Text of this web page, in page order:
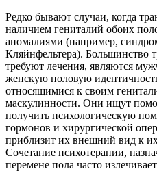
Редко бывают случаи, когда
наличием гениталий обоих
аномалиями (например,
Кляйнфельтера). Большинство
требуют лечения, являются
женскую половую
относящимися к своим
маскулинности. Они ищут
получить психологическую
гормонов и хирургической
приблизит их внешний вид к
Сочетание психотерапии,
перемене пола часто